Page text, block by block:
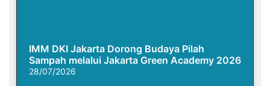
IMM DKI Jakarta Dorong Budaya Pilah
Sampah melalui Jakarta Green Academy 2026
28/07/2026